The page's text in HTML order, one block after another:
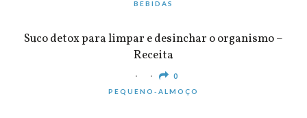
BEBIDAS
Suco detox para limpar e desinchar o organismo –
Receita
0
PEQUENO-ALMOÇO